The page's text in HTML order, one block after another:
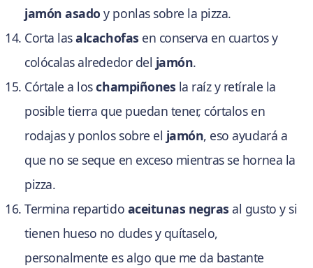
jamón asado y ponlas sobre la pizza.
Corta lasalcachofas en conserva en cuartos y
colócalas alrededor del jamón.
Córtale a loschampiñones la raíz y retírale la
posible tierra que puedan tener, córtalos en
rodajas y ponlos sobre el jamón, eso ayudará a
que no se seque en exceso mientras se hornea la
pizza.
Termina repartido aceitunas negras al gusto y si
tienen hueso no dudes y quítaselo,
personalmente es algo que me da bastante